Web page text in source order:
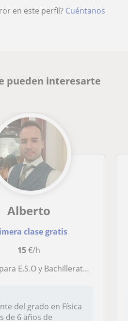
en este perfil? Cuéntanos
pueden interesarte
Alberto
clase gratis
15€/h
de asignaturas de ciencias (también física, química o tecnología)
del grado en Física
de 6 años de